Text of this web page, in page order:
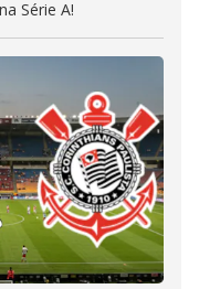
Série A!